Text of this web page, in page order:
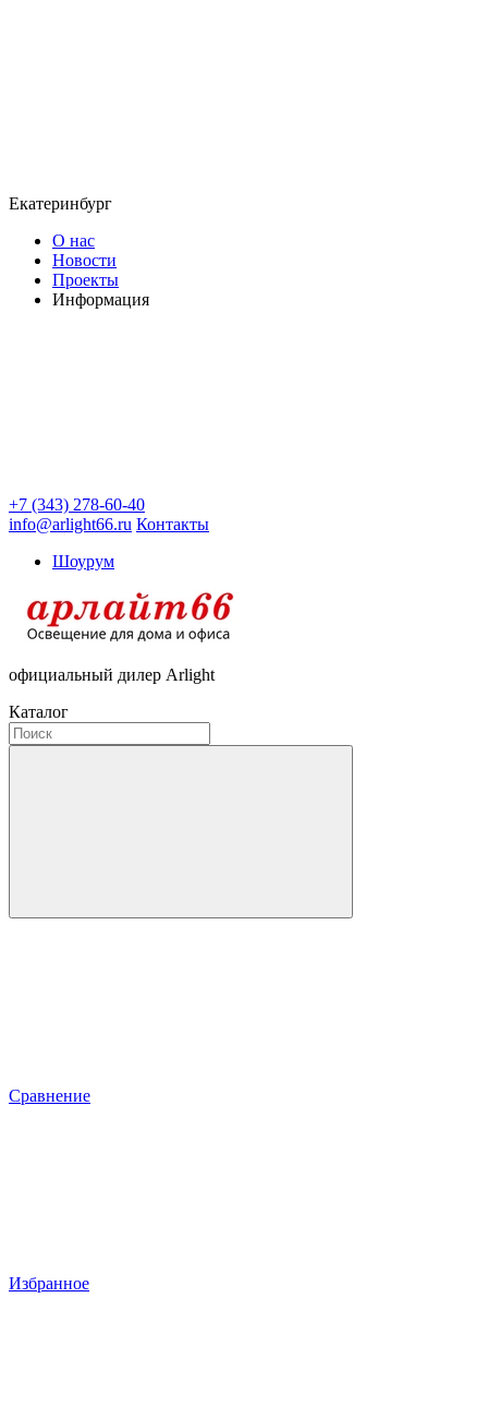
Екатеринбург
О нас
Новости
Проекты
Информация
+7 (343) 278-60-40
info@arlight66.ru Контакты
Шоурум
официальный дилер Arlight
Каталог
Сравнение
Избранное